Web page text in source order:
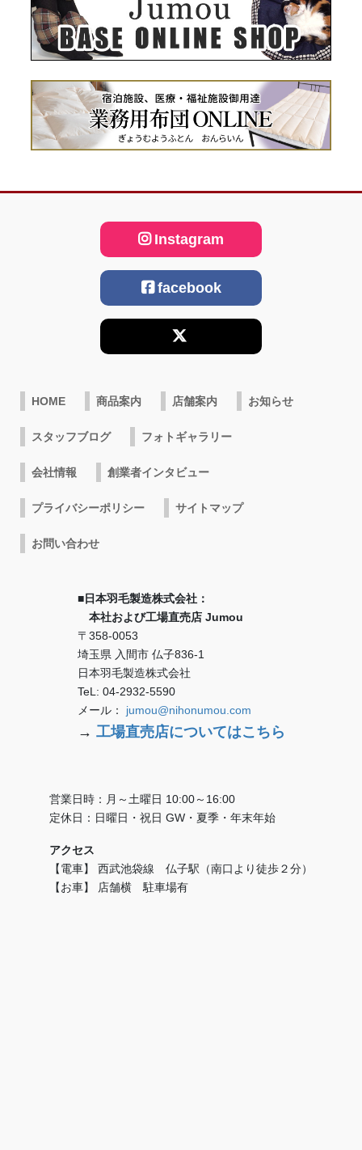
Instagram
facebook
HOME 商品案内 店舗案内 お知らせ
スタッフブログ フォトギャラリー
会社情報 創業者インタビュー
プライバシーポリシー サイトマップ
お問い合わせ
■日本羽毛製造株式会社：
本社および工場直売店 Jumou
〒358-0053
埼玉県 入間市 仏子836-1
日本羽毛製造株式会社
TeL: 04-2932-5590
メール： jumou@nihonumou.com
→ 工場直売店についてはこちら
営業日時：月～土曜日 10:00～16:00
定休日：日曜日・祝日 GW・夏季・年末年始
アクセス
【電車】 西武池袋線 仏子駅（南口より徒歩２分）
【お車】 店舗横 駐車場有